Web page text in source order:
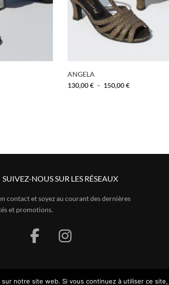
ANGELA
130,00€ – 150,00€
SUIVEZ-NOUS SUR LES RÉSEAUX
contact et soyez au courant des dernières
et promotions.
notre site web. Si vous continuez à utiliser ce